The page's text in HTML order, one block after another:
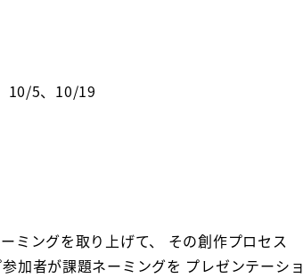
10/5、10/19
ミングを取り上げて、 その創作プロセス
加者が課題ネーミングを プレゼンテーショ